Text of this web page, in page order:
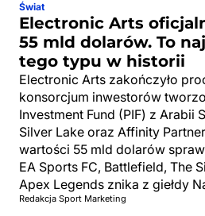
Świat
Electronic Arts
55 mld dolarów. To
tego typu w historii
Electronic Arts zakończyło
konsorcjum inwestorów
Investment Fund (PIF) z Arabii
Silver Lake oraz Affinity
wartości 55 mld dolarów
EA Sports FC, Battlefield, The
Apex Legends znika z giełdy
Redakcja Sport Marketing